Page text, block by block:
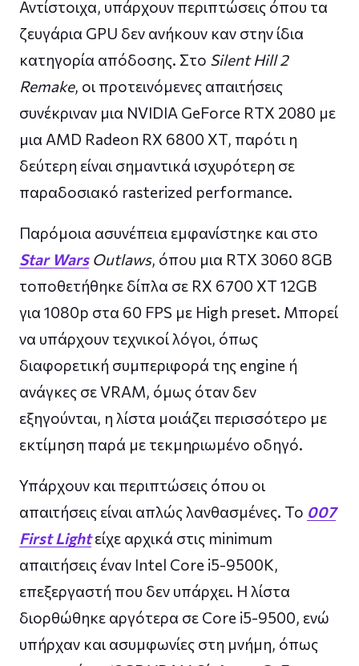
Αντίστοιχα, υπάρχουν περιπτώσεις όπου τα
ζευγάρια GPU δεν ανήκουν καν στην ίδια
κατηγορία απόδοσης. Στο Silent Hill 2
Remake, οι προτεινόμενες απαιτήσεις
συνέκριναν μια NVIDIA GeForce RTX 2080 με
μια AMD Radeon RX 6800 XT, παρότι η
δεύτερη είναι σημαντικά ισχυρότερη σε
παραδοσιακό rasterized performance.
Παρόμοια ασυνέπεια εμφανίστηκε και στο
Star WarsOutlaws, όπου μια RTX 3060 8GB
τοποθετήθηκε δίπλα σε RX 6700 XT 12GB
για 1080p στα 60 FPS με High preset. Μπορεί
να υπάρχουν τεχνικοί λόγοι, όπως
διαφορετική συμπεριφορά της engine ή
ανάγκες σε VRAM, όμως όταν δεν
εξηγούνται, η λίστα μοιάζει περισσότερο με
εκτίμηση παρά με τεκμηριωμένο οδηγό.
Υπάρχουν και περιπτώσεις όπου οι
απαιτήσεις είναι απλώς λανθασμένες. Το 007
First Lightείχε αρχικά στις minimum
απαιτήσεις έναν Intel Core i5-9500K,
επεξεργαστή που δεν υπάρχει. Η λίστα
διορθώθηκε αργότερα σε Core i5-9500, ενώ
υπήρχαν και ασυμφωνίες στη μνήμη, όπως